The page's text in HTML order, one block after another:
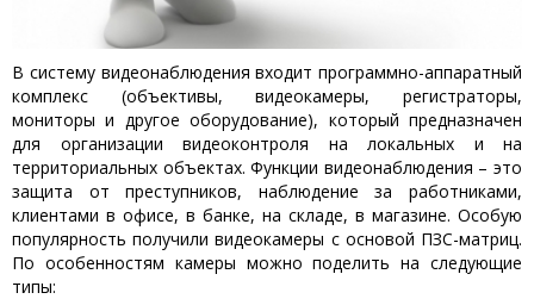
В систему видеонаблюдения входит программно-аппаратный
комплекс (объективы, видеокамеры, регистраторы,
мониторы и другое оборудование), который предназначен
для организации видеоконтроля на локальных и на
территориальных объектах. Функции видеонаблюдения – это
защита от преступников, наблюдение за работниками,
клиентами в офисе, в банке, на складе, в магазине. Особую
популярность получили видеокамеры с основой ПЗС-матриц.
По особенностям камеры можно поделить на следующие
типы: